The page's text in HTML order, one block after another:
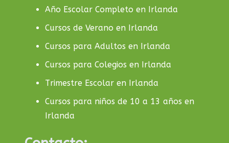
Año Escolar Completo en Irlanda
Cursos de Verano en Irlanda
Cursos para Adultos en Irlanda
Cursos para Colegios en Irlanda
Trimestre Escolar en Irlanda
Cursos para niños de 10 a 13 años en
Irlanda